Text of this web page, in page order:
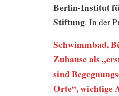
Berlin-Institut
Stiftung. In der
Schwimmbad,
Zuhause als
sind
Orte“, wichtige